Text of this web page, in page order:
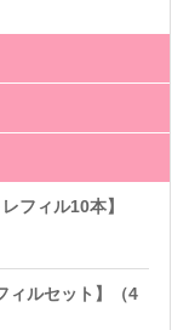
フィル10本】
ィルセット】（4